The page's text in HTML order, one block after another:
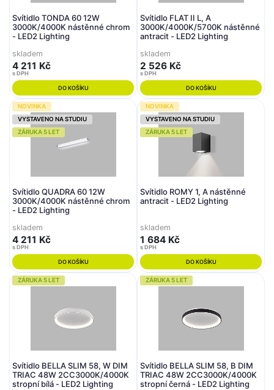
Svítidlo TONDA 60 12W
3000K/4000K nástěnné chrom
- LED2 Lighting
skladem
4 211 Kč
s DPH
DO KOŠÍKU
Svítidlo FLAT II L, A
3000K/4000K/5700K nástěnné
antracit - LED2 Lighting
skladem
2 526 Kč
s DPH
DO KOŠÍKU
NOVINKA
VYSTAVENO NA STUDIU
ZÁRUKA 5 LET
Svítidlo QUADRA 60 12W
3000K/4000K nástěnné chrom
- LED2 Lighting
skladem
4 211 Kč
s DPH
DO KOŠÍKU
NOVINKA
VYSTAVENO NA STUDIU
ZÁRUKA 5 LET
Svítidlo ROMY 1, A nástěnné
antracit - LED2 Lighting
skladem
1 684 Kč
s DPH
DO KOŠÍKU
ZÁRUKA 5 LET
Svítidlo BELLA SLIM 58, W DIM
TRIAC 48W 2CC3000K/4000K
stropní bílá - LED2 Lighting
ZÁRUKA 5 LET
Svítidlo BELLA SLIM 58, B DIM
TRIAC 48W 2CC3000K/4000K
stropní černá - LED2 Lighting